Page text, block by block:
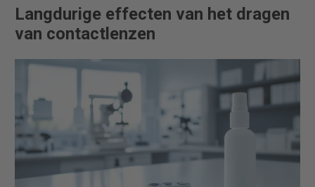
Langdurige effecten van het dragen
van contactlenzen